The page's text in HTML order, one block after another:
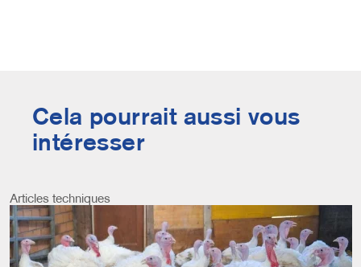
Cela pourrait aussi vous
intéresser
Articles techniques
Image